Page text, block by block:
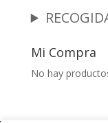
Mi Compra
No hay